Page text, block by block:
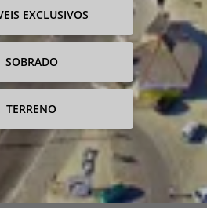
EXCLUSIVOS
SOBRADO
TERRENO